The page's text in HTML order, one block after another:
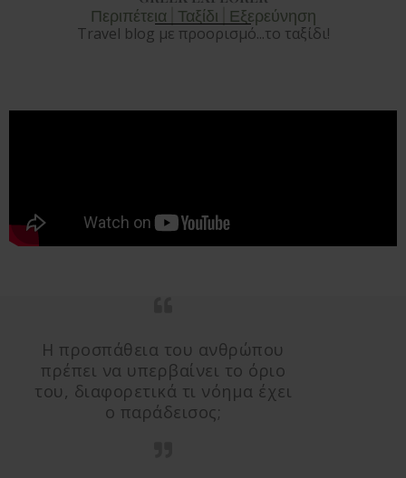
Περιπέτεια | Ταξίδι | Εξερεύνηση
Travel blog με προορισμό...το ταξίδι!
Η προσπάθεια του ανθρώπου
πρέπει να υπερβαίνει το όριο
του, διαφορετικά τι νόημα έχει
ο παράδεισος;